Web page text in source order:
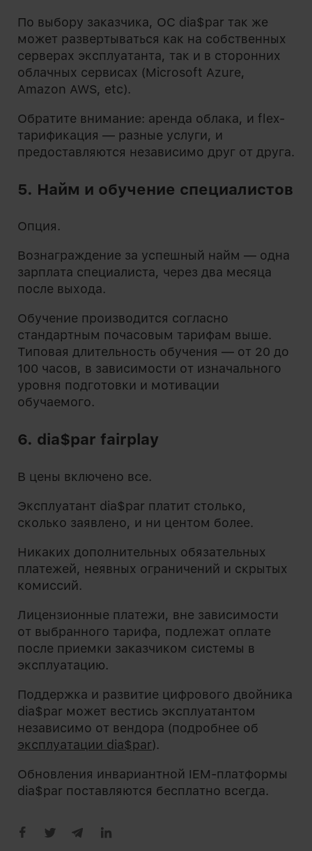
По выбору заказчика, ОС dia$par так же
может развертываться как на собственных
серверах эксплуатанта, так и в сторонних
облачных сервисах (Microsoft Azure,
Amazon AWS, etc).
Обратите внимание: аренда облака, и flex-
тарификация — разные услуги, и
предоставляются независимо друг от друга.
5. Найм и обучение специалистов
Опция.
Вознаграждение за успешный найм — одна
зарплата специалиста, через два месяца
после выхода.
Обучение производится согласно
стандартным почасовым тарифам выше.
Типовая длительность обучения — от 20 до
100 часов, в зависимости от изначального
уровня подготовки и мотивации
обучаемого.
6. dia$par fairplay
В цены включено все.
Эксплуатант dia$par платит столько,
сколько заявлено, и ни центом более.
Никаких дополнительных обязательных
платежей, неявных ограничений и скрытых
комиссий.
Лицензионные платежи, вне зависимости
от выбранного тарифа, подлежат оплате
после приемки заказчиком системы в
эксплуатацию.
Поддержка и развитие цифрового двойника
dia$par может вестись эксплуатантом
независимо от вендора (подробнее об
эксплуатации dia$par).
Обновления инвариантной IEM-платформы
dia$par поставляются бесплатно всегда.